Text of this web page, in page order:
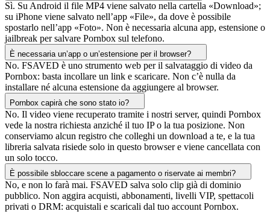
Sì. Su Android il file MP4 viene salvato nella cartella «Download»;
su iPhone viene salvato nell’app «File», da dove è possibile
spostarlo nell’app «Foto». Non è necessaria alcuna app, estensione o
jailbreak per salvare Pornbox sul telefono.
È necessaria un’app o un’estensione per il browser?
No. FSAVED è uno strumento web per il salvataggio di video da
Pornbox: basta incollare un link e scaricare. Non c’è nulla da
installare né alcuna estensione da aggiungere al browser.
Pornbox capirà che sono stato io?
No. Il video viene recuperato tramite i nostri server, quindi Pornbox
vede la nostra richiesta anziché il tuo IP o la tua posizione. Non
conserviamo alcun registro che colleghi un download a te, e la tua
libreria salvata risiede solo in questo browser e viene cancellata con
un solo tocco.
È possibile sbloccare scene a pagamento o riservate ai membri?
No, e non lo farà mai. FSAVED salva solo clip già di dominio
pubblico. Non aggira acquisti, abbonamenti, livelli VIP, spettacoli
privati o DRM: acquistali e scaricali dal tuo account Pornbox.